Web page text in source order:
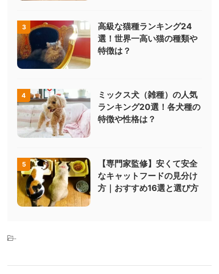
3
高級な猫種ランキング24
選！世界一高い猫の種類や
特徴は？
4
ミックス犬（雑種）の人気
ランキング20選！各犬種の
特徴や性格は？
5
【専門家監修】安くて安全
なキャットフードの見分け
方｜おすすめ16選と選び方
-